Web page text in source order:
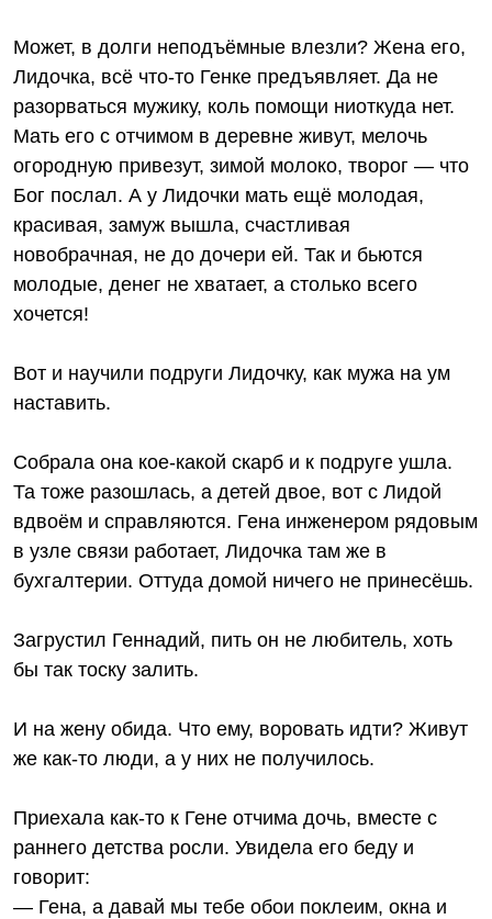
Может, в долги неподъёмные влезли? Жена его,
Лидочка, всё что-то Генке предъявляет. Да не
разорваться мужику, коль помощи ниоткуда нет.
Мать его с отчимом в деревне живут, мелочь
огородную привезут, зимой молоко, творог — что
Бог послал. А у Лидочки мать ещё молодая,
красивая, замуж вышла, счастливая
новобрачная, не до дочери ей. Так и бьются
молодые, денег не хватает, а столько всего
хочется!
Вот и научили подруги Лидочку, как мужа на ум
наставить.
Собрала она кое-какой скарб и к подруге ушла.
Та тоже разошлась, а детей двое, вот с Лидой
вдвоём и справляются. Гена инженером рядовым
в узле связи работает, Лидочка там же в
бухгалтерии. Оттуда домой ничего не принесёшь.
Загрустил Геннадий, пить он не любитель, хоть
бы так тоску залить.
И на жену обида. Что ему, воровать идти? Живут
же как-то люди, а у них не получилось.
Приехала как-то к Гене отчима дочь, вместе с
раннего детства росли. Увидела его беду и
говорит:
— Гена, а давай мы тебе обои поклеим, окна и